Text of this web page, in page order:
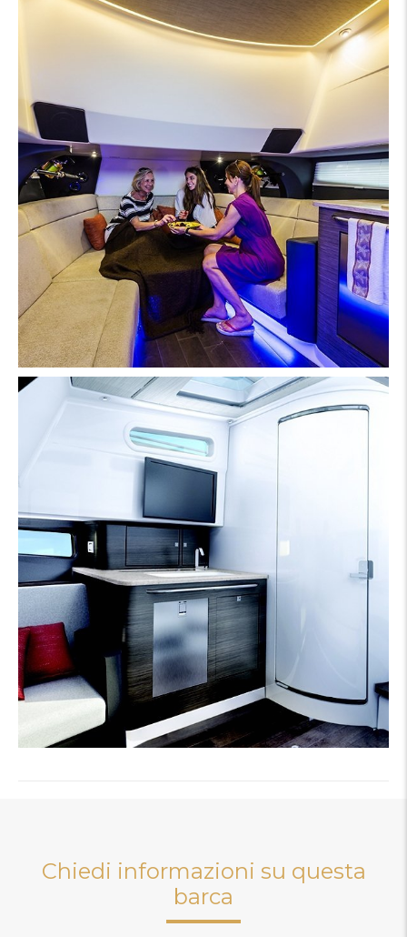
Chiedi informazioni su questa
barca